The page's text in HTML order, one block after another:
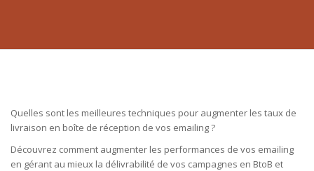
Quelles sont les meilleures techniques pour augmenter les taux de
livraison en boîte de réception de vos emailing ?
Découvrez comment augmenter les performances de vos emailing
en gérant au mieux la délivrabilité de vos campagnes en BtoB et